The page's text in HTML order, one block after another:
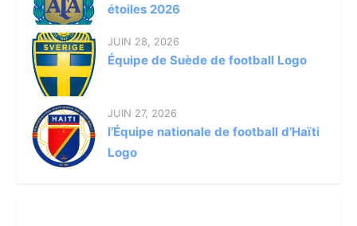
étoiles 2026
JUIN 28, 2026
Équipe de Suède de football Logo
JUIN 27, 2026
l’Équipe nationale de football d’Haïti
Logo